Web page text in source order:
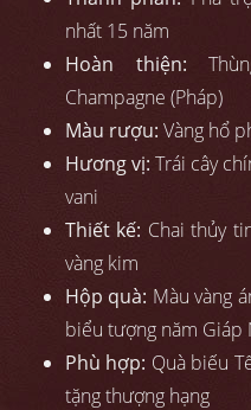
nhất 15 năm
Hoàn thiện:
Champagne (Pháp)
Màu rượu: Vàng hổ
Hương vị: Trái cây
vani
Thiết kế: Chai thủy
vàng kim
Hộp quà: Màu vàng
biểu tượng năm Giáp
Phù hợp: Quà biếu
tặng thượng hạng